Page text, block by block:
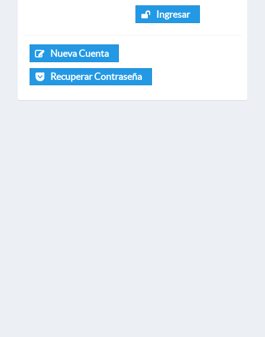
Ingresar
Nueva Cuenta
Recuperar Contraseña